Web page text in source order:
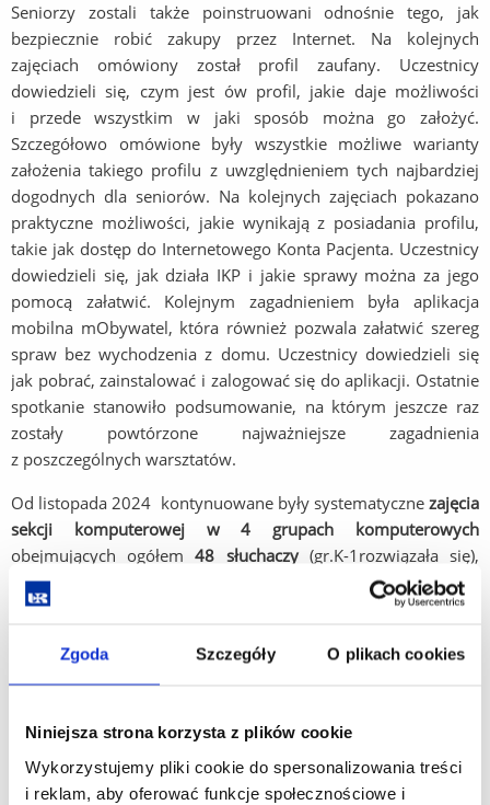
Zgoda Szczegóły O plikach cookies
Niniejsza strona korzysta z plików cookie
Wykorzystujemy pliki cookie do spersonalizowania treści
i reklam, aby oferować funkcje społecznościowe i
Seniorzy zostali także poinstruowani odnośnie tego, jak
bezpiecznie robić zakupy przez Internet. Na kolejnych
zajęciach omówiony został profil zaufany. Uczestnicy
dowiedzieli się, czym jest ów profil, jakie daje możliwości
i przede wszystkim w jaki sposób można go założyć.
Szczegółowo omówione były wszystkie możliwe warianty
założenia takiego profilu z uwzględnieniem tych najbardziej
dogodnych dla seniorów. Na kolejnych zajęciach pokazano
praktyczne możliwości, jakie wynikają z posiadania profilu,
takie jak dostęp do Internetowego Konta Pacjenta. Uczestnicy
dowiedzieli się, jak działa IKP i jakie sprawy można za jego
pomocą załatwić. Kolejnym zagadnieniem była aplikacja
mobilna mObywatel, która również pozwala załatwić szereg
spraw bez wychodzenia z domu. Uczestnicy dowiedzieli się
jak pobrać, zainstalować i zalogować się do aplikacji. Ostatnie
spotkanie stanowiło podsumowanie, na którym jeszcze raz
zostały powtórzone najważniejsze zagadnienia
z poszczególnych warsztatów.
Od listopada 2024 kontynuowane były systematyczne zajęcia
sekcji komputerowej w 4 grupach komputerowych
obejmujących ogółem48 słuchaczy (gr.K-1rozwiązała się),
prowadzonych przez:
Kobylec;
- K-4, kierownik kol. Irena Majewska;
mgr. Wojciecha Chwałę - K-5, kierownik kol. Ewa Szyfner;